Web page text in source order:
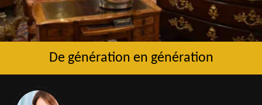
De génération en génération